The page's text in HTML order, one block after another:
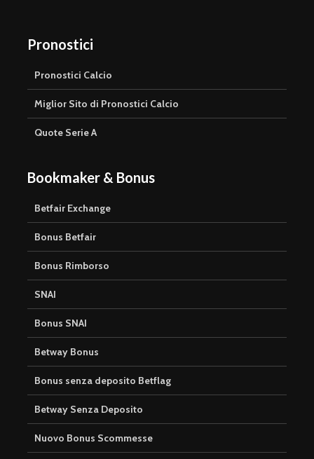
Pronostici
Pronostici Calcio
Miglior Sito di Pronostici Calcio
Quote Serie A
Bookmaker & Bonus
Betfair Exchange
Bonus Betfair
Bonus Rimborso
SNAI
Bonus SNAI
Betway Bonus
Bonus senza deposito Betflag
Betway Senza Deposito
Nuovo Bonus Scommesse